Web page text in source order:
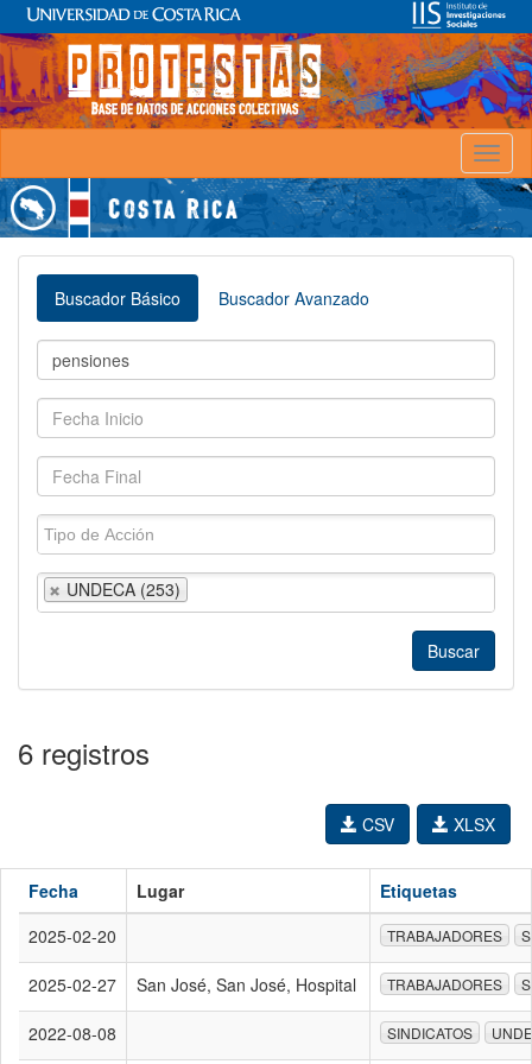
Buscador Básico Buscador Avanzado
UNDECA (253)
6 registros
XLSX
CSV
Fecha Lugar
Etiquetas
2025-02-20
TRABAJADORES
2025-02-27 San José, San José, Hospital TRABAJADORES
2022-08-08 SINDICATOS